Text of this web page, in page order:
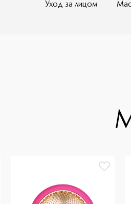
эффект и придает сияние;
Желтый снимает покраснения и
Уход за лицом